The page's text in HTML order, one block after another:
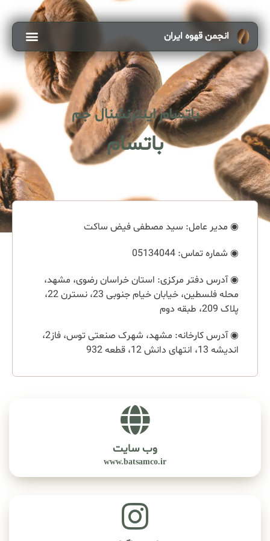
انجمن قهوه ایران
باتسام اینترنشنال جم
باتسام
◉ مدیر عامل: سید مصطفی فیض ساکت
◉ شماره تماس:‌ 05134044
◉ آدرس دفتر مرکزی: استان خراسان رضوی، مشهد،
محله فلسطین، خیابان خیام جنوبی 23، نسترن 22،
پلاک 209، طبقه دوم
◉ آدرس کارخانه: مشهد، شهرک صنعتی توس، فاز2،
اندیشه 13، انتهای دانش 12، قطعه 932
وب سایت
www.batsamco.ir